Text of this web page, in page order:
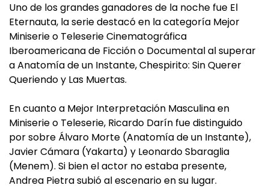
Uno de los grandes ganadores de la noche fue El
Eternauta, la serie destacó en la categoría Mejor
Miniserie o Teleserie Cinematográfica
Iberoamericana de Ficción o Documental al superar
a Anatomía de un Instante, Chespirito: Sin Querer
Queriendo y Las Muertas.
En cuanto a Mejor Interpretación Masculina en
Miniserie o Teleserie, Ricardo Darín fue distinguido
por sobre Álvaro Morte (Anatomía de un Instante),
Javier Cámara (Yakarta) y Leonardo Sbaraglia
(Menem). Si bien el actor no estaba presente,
Andrea Pietra subió al escenario en su lugar.